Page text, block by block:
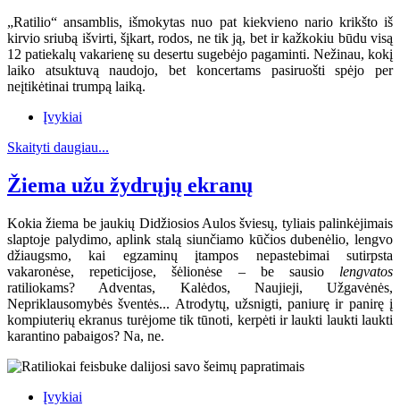
„Ratilio“ ansamblis, išmokytas nuo pat kiekvieno nario krikšto iš
kirvio sriubą išvirti, šįkart, rodos, ne tik ją, bet ir kažkokiu būdu visą
12 patiekalų vakarienę su desertu sugebėjo pagaminti. Nežinau, kokį
laiko atsuktuvą naudojo, bet koncertams pasiruošti spėjo per
neįtikėtinai trumpą laiką.
Įvykiai
Skaityti daugiau...
Žiema užu žydrųjų ekranų
Kokia žiema be jaukių Didžiosios Aulos šviesų, tyliais palinkėjimais
slaptoje palydimo, aplink stalą siunčiamo kūčios dubenėlio, lengvo
džiaugsmo, kai egzaminų įtampos nepastebimai sutirpsta
vakaronėse, repeticijose, šėlionėse – be sausio lengvatos
ratiliokams? Adventas, Kalėdos, Naujieji, Užgavėnės,
Nepriklausomybės šventės... Atrodytų, užsnigti, paniurę ir panirę į
kompiuterių ekranus turėjome tik tūnoti, kerpėti ir laukti laukti laukti
karantino pabaigos? Na, ne.
Įvykiai